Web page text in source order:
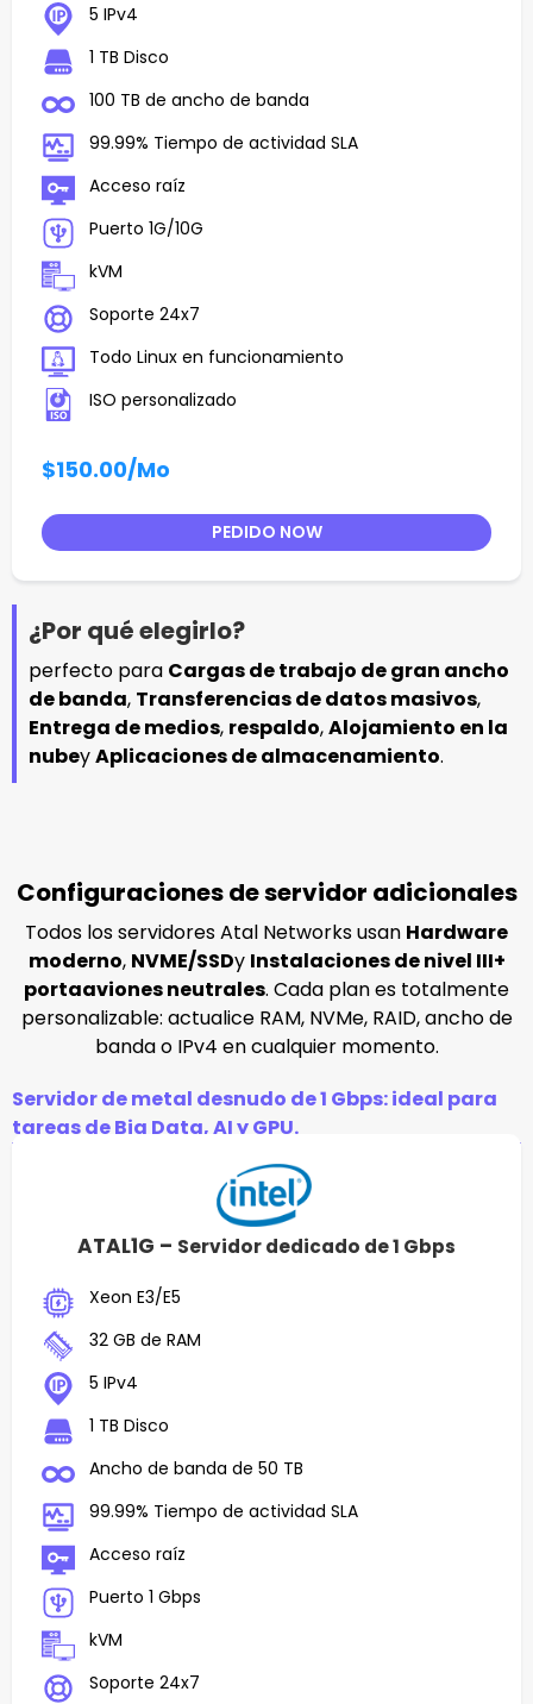
5 IPv4
1 TB Disco
100 TB de ancho de banda
99.99% Tiempo de actividad SLA
Acceso raíz
Puerto 1G/10G
kVM
Soporte 24x7
Todo Linux en funcionamiento
ISO personalizado
$150.00/Mo
PEDIDO NOW
¿Por qué elegirlo?
perfecto para Cargas de trabajo de gran ancho
de banda, Transferencias de datos masivos,
Entrega de medios, respaldo,Alojamiento en la
nubeyAplicaciones de almacenamiento.
Configuraciones de servidor adicionales
Todos los servidores Atal Networks usan Hardware
moderno, NVME/SSDy Instalaciones de nivel III+
portaaviones neutrales. Cada plan es totalmente
personalizable: actualice RAM, NVMe, RAID, ancho de
banda o IPv4 en cualquier momento.
Servidor de metal desnudo de 1 Gbps: ideal para
tareas de Big Data, AI y GPU.
ATAL1G – Servidor dedicado de 1 Gbps
Xeon E3/E5
32 GB de RAM
5 IPv4
1 TB Disco
Ancho de banda de 50 TB
99.99% Tiempo de actividad SLA
Acceso raíz
Puerto 1 Gbps
kVM
Soporte 24x7